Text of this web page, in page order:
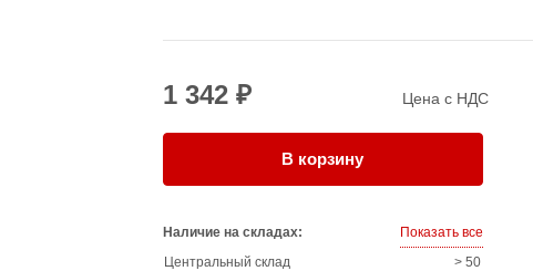
1 342 ₽ Цена с НДС
В корзину
Наличие на складах:
Показать все
Центральный склад
> 50